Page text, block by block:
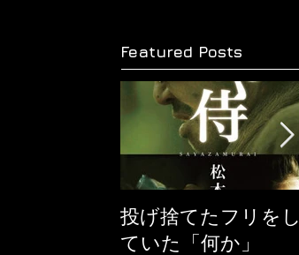
Featured Posts
投げ捨てたフリをし
ていた「何か」